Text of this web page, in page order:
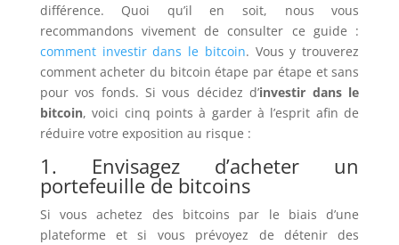
différence. Quoi qu’il en soit, nous vous
recommandons vivement de consulter ce guide :
comment investir dans le bitcoin. Vous y trouverez
comment acheter du bitcoin étape par étape et sans
pour vos fonds. Si vous décidez d’investir dans le
bitcoin, voici cinq points à garder à l’esprit afin de
réduire votre exposition au risque :
1. Envisagez d’acheter un
portefeuille de bitcoins
Si vous achetez des bitcoins par le biais d’une
plateforme et si vous prévoyez de détenir des